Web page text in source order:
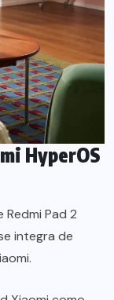
HyperOS
Redmi Pad 2
integra de